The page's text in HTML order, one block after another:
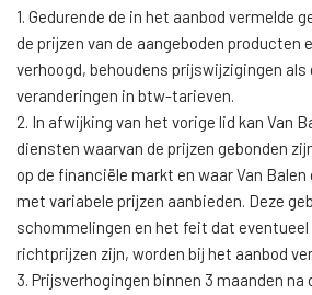
1. Gedurende de in het aanbod vermelde
de prijzen van de aangeboden
verhoogd, behoudens prijswijzigingen als
veranderingen in btw-tarieven.
2. In afwijking van het vorige lid kan Van
diensten waarvan de prijzen gebonden
op de financiële markt en waar Van
met variabele prijzen aanbieden. Deze
schommelingen en het feit dat eventueel
richtprijzen zijn, worden bij het aanbod
3. Prijsverhogingen binnen 3 maanden